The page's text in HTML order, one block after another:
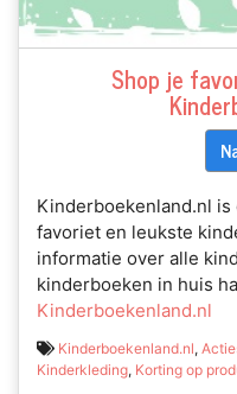
Shop je
Kinderboekenland.nl
favoriet en leukste
informatie over alle
kinderboeken in huis
Kinderboekenland.nl
Kinderboekenland.nl,
Kinderkleding, Korting op